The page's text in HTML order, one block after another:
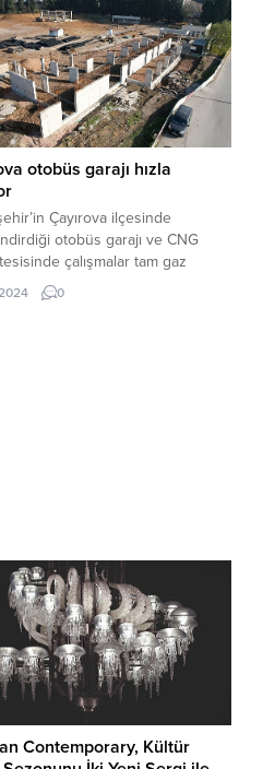
otobüs garajı hızla
Çayırova ilçesinde
otobüs garajı ve CNG
çalışmalar tam gaz
0
Contemporary, Kültür